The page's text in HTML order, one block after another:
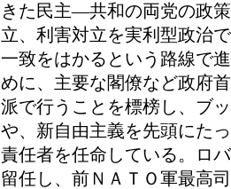
きた民主―共和の両党の政
立、利害対立を実利型政治
一致をはかるという路線で
めに、主要な閣僚など政府
派で行うことを標榜し、ブ
や、新自由主義を先頭にた
責任者を任命している。ロ
留任し、前ＮＡＴＯ軍最高